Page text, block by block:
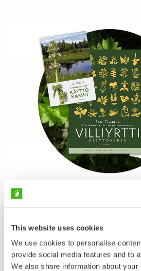
This website uses cookies
We use cookies to personalise
provide social media features and to
We also share information about
Kirjat
Kauniit ja kattavat kasvikirjat itselle –
mökkireissulle. Yksittäin alkaen